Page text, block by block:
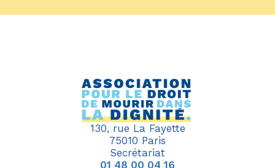
130, rue La Fayette
75010 Paris
Secrétariat
01 48 00 04 16